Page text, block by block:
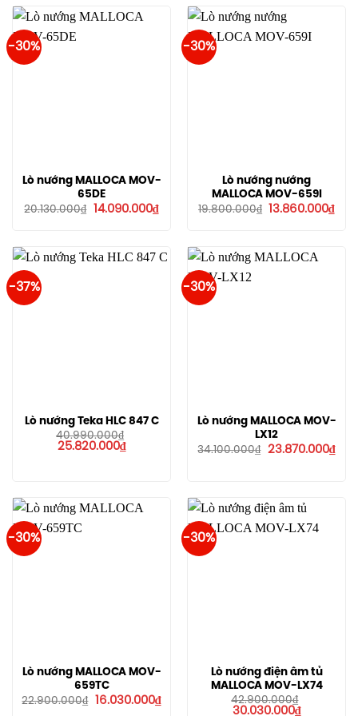
-30%
Lò nướng MALLOCA MOV-
65DE
20.130.000₫
Giá
14.090.000₫Giá
hiện
14.090.000₫.
-30%
Lò nướng nướng
MALLOCA MOV-659I
19.800.000₫ Giá
13.860.000₫Giá
hiện
-37%
Lò nướng Teka HLC 847 C
40.990.000₫
Giá
25.820.000₫Giá
hiện
-30%
Lò nướng MALLOCA MOV-
LX12
34.100.000₫
Giá
23.870.000₫Giá
hiện
-30%
Lò nướng MALLOCA MOV-
659TC
22.900.000₫
Giá
16.030.000₫Giá
hiện
-30%
Lò nướng điện âm tủ
MALLOCA MOV-LX74
42.900.000₫
Giá
30.030.000₫Giá